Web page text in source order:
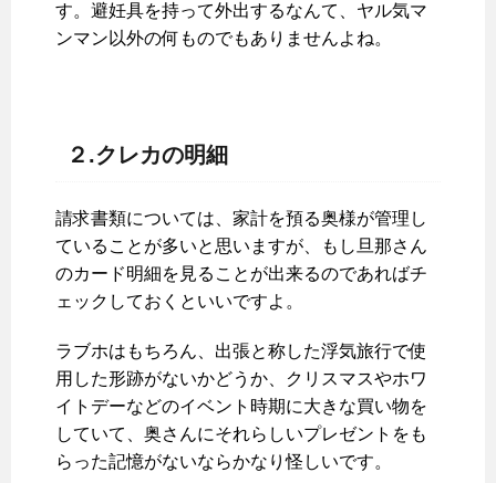
す。避妊具を持って外出するなんて、ヤル気マ
ンマン以外の何ものでもありませんよね。
２.クレカの明細
請求書類については、家計を預る奥様が管理し
ていることが多いと思いますが、もし旦那さん
のカード明細を見ることが出来るのであればチ
ェックしておくといいですよ。
ラブホはもちろん、出張と称した浮気旅行で使
用した形跡がないかどうか、クリスマスやホワ
イトデーなどのイベント時期に大きな買い物を
していて、奥さんにそれらしいプレゼントをも
らった記憶がないならかなり怪しいです。